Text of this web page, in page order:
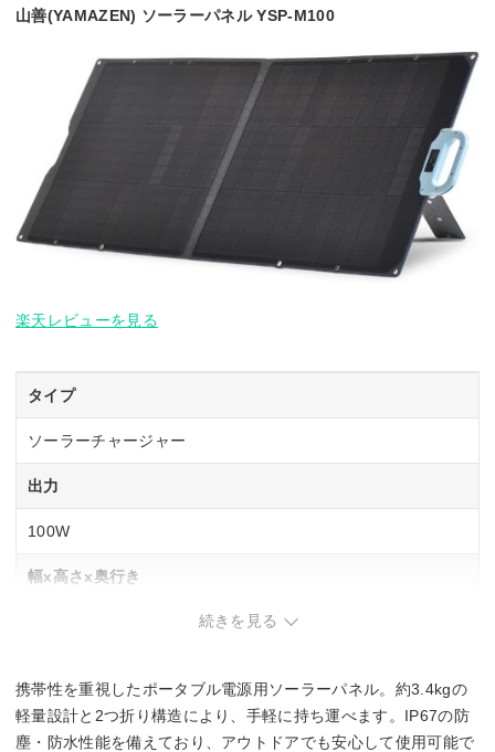
山善(YAMAZEN) ソーラーパネル YSP-M100
楽天レビューを見る
タイプ
ソーラーチャージャー
出力
100W
幅x高さx奥行き
3400g
続きを見る
携帯性を重視したポータブル電源用ソーラーパネル。約3.4kgの
軽量設計と2つ折り構造により、手軽に持ち運べます。IP67の防
塵・防水性能を備えており、アウトドアでも安心して使用可能で